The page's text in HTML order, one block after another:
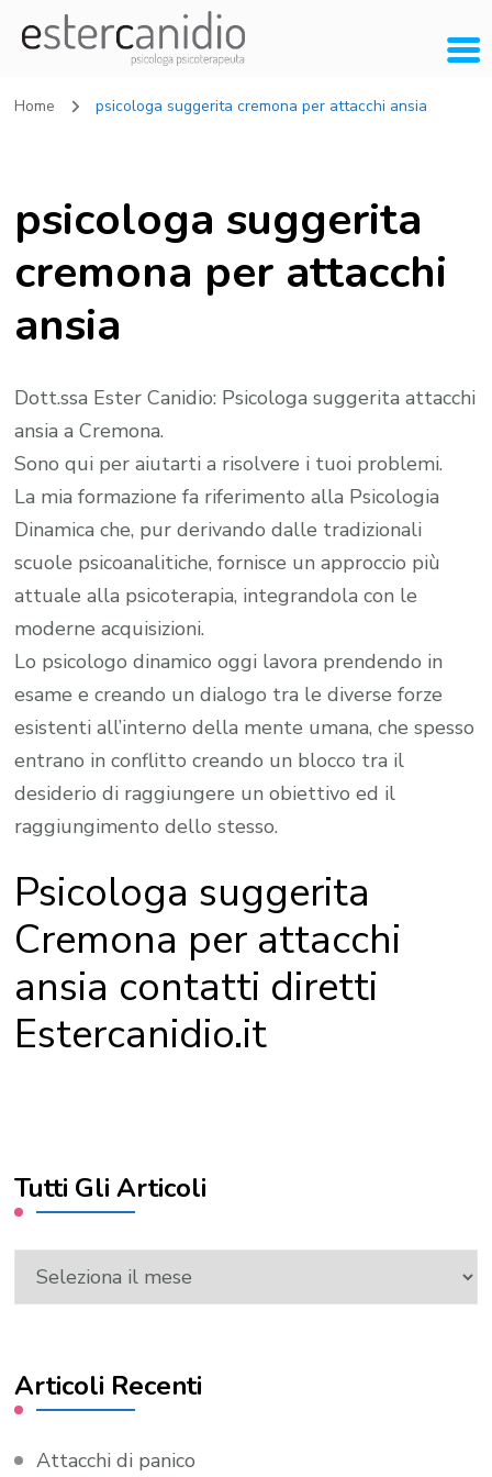
Home psicologa suggerita cremona per attacchi ansia
psicologa suggerita
cremona per attacchi
ansia
Dott.ssa Ester Canidio: Psicologa suggerita attacchi
ansia a Cremona.
Sono qui per aiutarti a risolvere i tuoi problemi.
La mia formazione fa riferimento alla Psicologia
Dinamica che, pur derivando dalle tradizionali
scuole psicoanalitiche, fornisce un approccio più
attuale alla psicoterapia, integrandola con le
moderne acquisizioni.
Lo psicologo dinamico oggi lavora prendendo in
esame e creando un dialogo tra le diverse forze
esistenti all’interno della mente umana, che spesso
entrano in conflitto creando un blocco tra il
desiderio di raggiungere un obiettivo ed il
raggiungimento dello stesso.
Psicologa suggerita
Cremona per attacchi
ansia contatti diretti
Estercanidio.it
Tutti Gli Articoli
Tutti
Gli
Articoli Recenti
Attacchi di panico